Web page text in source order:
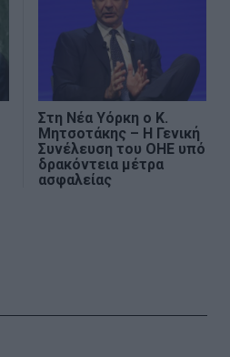
Στη Νέα Υόρκη ο Κ.
Μητσοτάκης – Η Γενική
Συνέλευση του ΟΗΕ υπό
δρακόντεια μέτρα
ασφαλείας